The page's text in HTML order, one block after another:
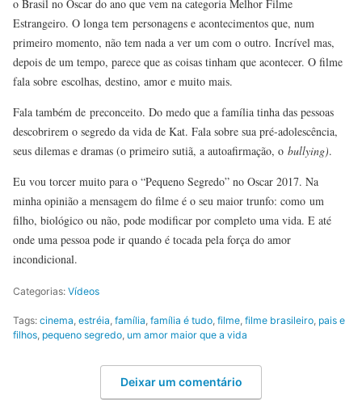
o Brasil no Oscar do ano que vem na categoria Melhor Filme
Estrangeiro. O longa tem personagens e acontecimentos que, num
primeiro momento, não tem nada a ver um com o outro. Incrível mas,
depois de um tempo, parece que as coisas tinham que acontecer. O filme
fala sobre escolhas, destino, amor e muito mais.
Fala também de preconceito. Do medo que a família tinha das pessoas
descobrirem o segredo da vida de Kat. Fala sobre sua pré-adolescência,
seus dilemas e dramas (o primeiro sutiã, a autoafirmação, o bullying).
Eu vou torcer muito para o “Pequeno Segredo” no Oscar 2017. Na
minha opinião a mensagem do filme é o seu maior trunfo: como um
filho, biológico ou não, pode modificar por completo uma vida. E até
onde uma pessoa pode ir quando é tocada pela força do amor
incondicional.
Categorias: Vídeos
Tags: cinema, estréia, família, família é tudo, filme, filme brasileiro, pais e
filhos, pequeno segredo, um amor maior que a vida
Deixar um comentário